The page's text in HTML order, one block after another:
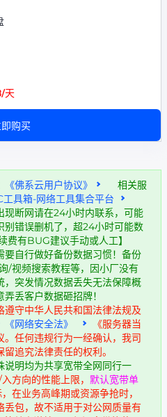
天
购买
《佛系云用户协议》
相关服
工具箱-网络工具集合平台
现断网请在24小时内联系，可能
别错误删机了，超24小时可能数
费有BUG建议手动或人工】
要自行做好备份数据习惯！备份
/视频搜索教程等，因小厂没有
，突发情况数据丢失无法保障概
丢客户数据砸招牌！
遵守中华人民共和国法律法规及
《网络安全法》
《服务器当
。任何违规行为一经确认，我司
追究法律责任的权利。
说明均为共享宽带全网同行一
方向的性能上限， 默认宽带单
在业务高峰期或资源争抢时，
丢包，故不适用于对公网质量有